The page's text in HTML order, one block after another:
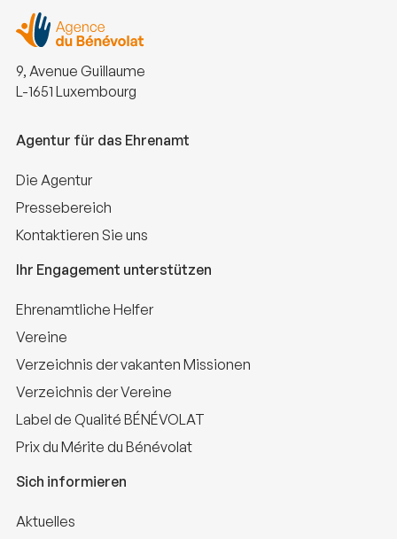
9, Avenue Guillaume
L-1651 Luxembourg
Agentur für das Ehrenamt
Die Agentur
Pressebereich
Kontaktieren Sie uns
Ihr Engagement unterstützen
Ehrenamtliche Helfer
Vereine
Verzeichnis der vakanten Missionen
Verzeichnis der Vereine
Label de Qualité BÉNÉVOLAT
Prix du Mérite du Bénévolat
Sich informieren
Aktuelles